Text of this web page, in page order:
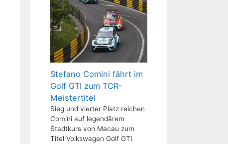
Stefano Comini fährt im
Golf GTI zum TCR-
Meistertitel
Sieg und vierter Platz reichen
Comini auf legendärem
Stadtkurs von Macau zum
Titel Volkswagen Golf GTI